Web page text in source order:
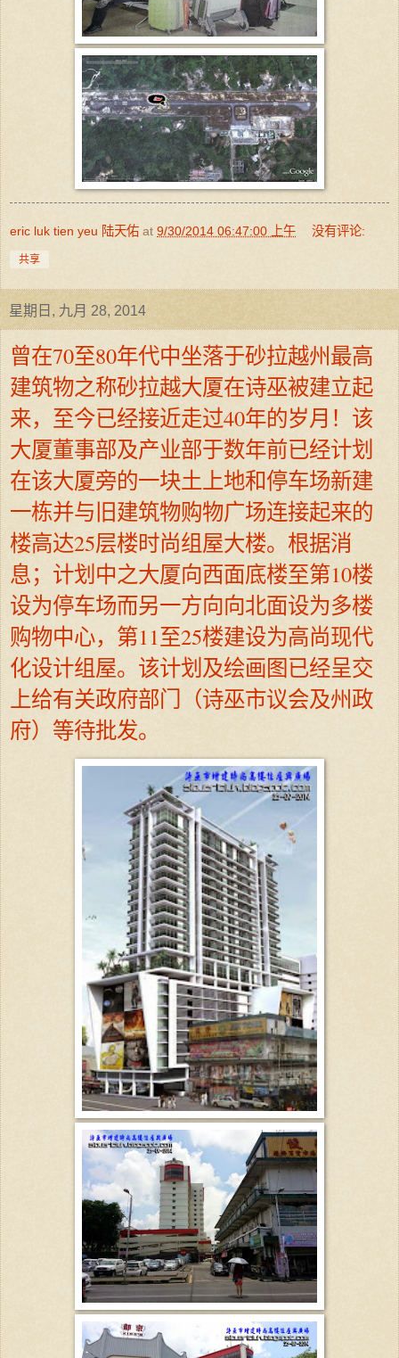
eric luk tien yeu 陆天佑 at 9/30/2014 06:47:00 上午 没有评论:
共享
星期日, 九月 28, 2014
曾在70至80年代中坐落于砂拉越州最高
建筑物之称砂拉越大厦在诗巫被建立起
来，至今已经接近走过40年的岁月！该
大厦董事部及产业部于数年前已经计划
在该大厦旁的一块土上地和停车场新建
一栋并与旧建筑物购物广场连接起来的
楼高达25层楼时尚组屋大楼。根据消
息；计划中之大厦向西面底楼至第10楼
设为停车场而另一方向向北面设为多楼
购物中心，第11至25楼建设为高尚现代
化设计组屋。该计划及绘画图已经呈交
上给有关政府部门（诗巫市议会及州政
府）等待批发。